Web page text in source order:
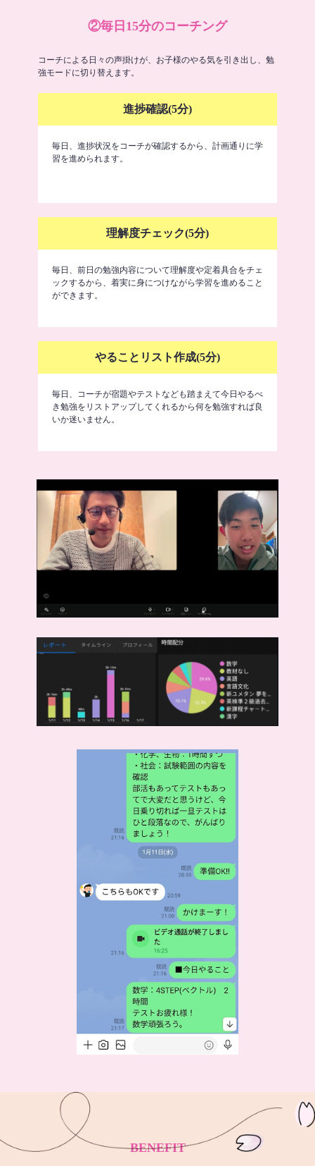
②毎日15分のコーチング
コーチによる日々の声掛けが、お子様のやる気を引き出し、勉
強モードに切り替えます。
進捗確認(5分)
毎日、進捗状況をコーチが確認するから、計画通りに学
習を進められます。
理解度チェック(5分)
毎日、前日の勉強内容について理解度や定着具合をチェ
ックするから、着実に身につけながら学習を進めること
ができます。
やることリスト作成(5分)
毎日、コーチが宿題やテストなども踏まえて今日やるべ
き勉強をリストアップしてくれるから何を勉強すれば良
いか迷いません。
BENEFIT